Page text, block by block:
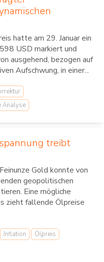
hatte am 29. Januar ein
USD markiert und
ausgehend, bezogen auf
Aufschwung, in einer...
Analyse
treibt
Gold konnte von
geopolitischen
Eine mögliche
zieht fallende Ölpreise
Inflation
Ölpreis